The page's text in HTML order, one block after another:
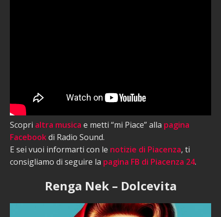
Scopri altra musica e metti “mi Piace” alla pagina
Facebookdi Radio Sound.
E sei vuoi informarti con le notizie di Piacenza, ti
consigliamo di seguire la pagina FB di Piacenza 24.
Renga Nek – Dolcevita